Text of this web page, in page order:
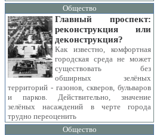
Общество
Главный проспект:
реконструкция или
деконструкция?
Как известно, комфортная
городская среда не может
существовать без
обширных зелёных
территорий - газонов, скверов, бульваров
и парков. Действительно, значение
зелёных насаждений в черте города
трудно переоценить
Общество